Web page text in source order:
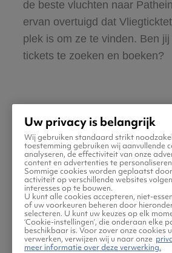
de beste vluchten naar
ervan overtuigd dat
plek is om ze te vinden. Ben
tickets te zoeken en boeken?
Praktische
je vlucht naar
Uw privacy is belangrijk
Wij gebruiken standaard strikt
toestemming gebruiken wij aanvullende
analyseren, de effectiviteit van onze
content en advertenties te
Sommige cookies worden geplaatst
activiteit op verschillende websites
interesses op te bouwen.
U kunt alle cookies accepteren, niet-
of uw voorkeuren beheren door
selecteren. U kunt uw keuzes op elk
‘Cookie-instellingen’, die onderaan elke
beschikbaar is. Voor zover onze cookies
verwerken, verwijzen wij u naar onze
meer informatie over deze verwerking.